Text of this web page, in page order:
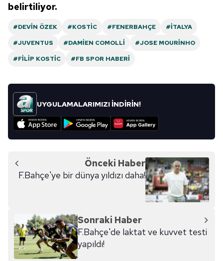
belirtiliyor.
#DEVIN ÖZEK #KOSTIC #FENERBAHÇE
#İTALYA
#JUVENTUS
#DAMIEN COMOLLI
#JOSE MOURINHO
#FILIP KOSTIC
#FB SPOR HABERI
UYGULAMALARIMIZI İNDİRİN!
Önceki Haber
F.Bahçe'ye bir dünya yıldızı daha!
Sonraki Haber
F.Bahçe'de laktat ve kuvvet testi
yapıldı!